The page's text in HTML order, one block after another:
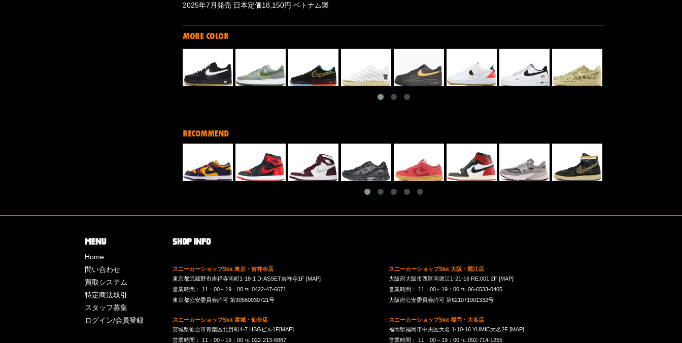
2025年7月発売 日本定価18,150円 ベトナム製
MORE COLOR
RECOMMEND
Home
問い合わせ
買取システム
特定商法取引
スタッフ募集
ログイン/会員登録
スニーカーショップSkit 東京・吉祥寺店
東京都武蔵野市吉祥寺南町1-18-1 D-ASSET吉祥寺1F [MAP]
営業時間： 11：00～19：00 ℡ 0422-47-6671
東京都公安委員会許可 第30560030721号
スニーカーショップSkit 大阪・堀江店
大阪府大阪市西区南堀江1-21-16 RE:001 2F [MAP]
営業時間： 11：00～19：00 ℡ 06-6533-0405
大阪府公安委員会許可 第621071901332号
スニーカーショップSkit 宮城・仙台店
宮城県仙台市青葉区北目町4-7 HSGビル1F[MAP]
営業時間： 11：00～19：00 ℡ 022-213-6887
スニーカーショップSkit 福岡・大名店
福岡県福岡市中央区大名 1-10-16 YUMIC大名2F [MAP]
営業時間： 11：00～19：00 ℡ 092-714-1255